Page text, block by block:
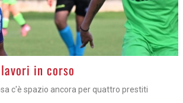
in corso
c'è spazio ancora per quattro prestiti